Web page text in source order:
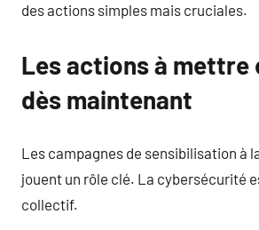
des actions simples mais cruciales.
Les actions à mettre
dès maintenant
Les campagnes de sensibilisation à
jouent un rôle clé. La cybersécurité
collectif.